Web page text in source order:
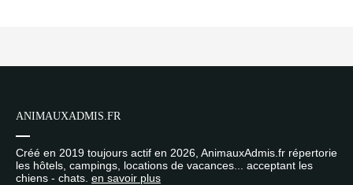
ANIMAUXADMIS.FR
Créé en 2019 toujours actif en 2026, AnimauxAdmis.fr répertorie
les hôtels, campings, locations de vacances... acceptant les
chiens - chats. en savoir plus